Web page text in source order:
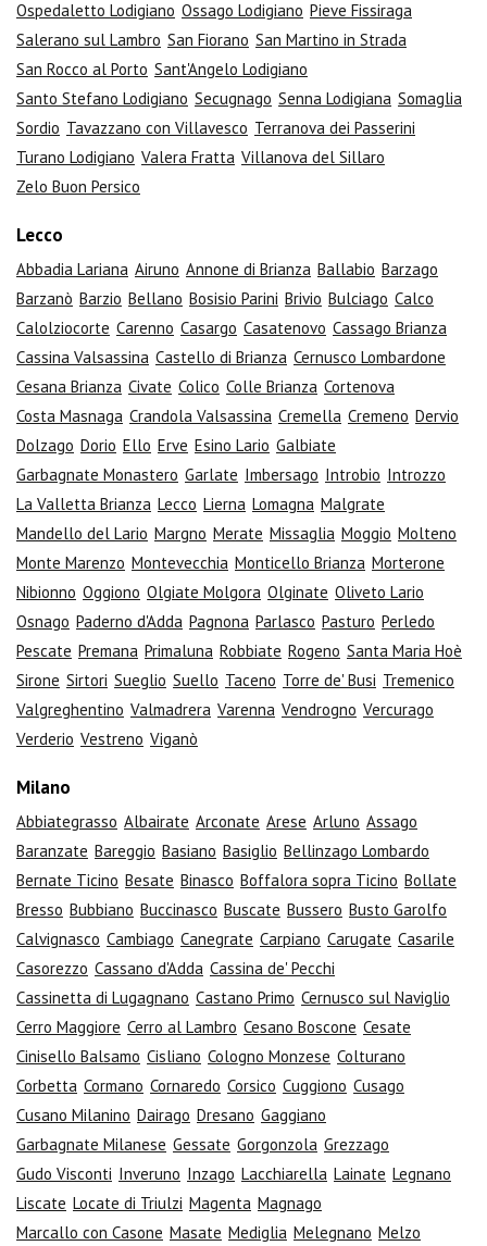
Ospedaletto Lodigiano Ossago Lodigiano Pieve Fissiraga
Salerano sul Lambro San Fiorano San Martino in Strada
San Rocco al Porto Sant'Angelo Lodigiano
Santo Stefano Lodigiano Secugnago Senna Lodigiana Somaglia
Sordio Tavazzano con Villavesco Terranova dei Passerini
Turano Lodigiano Valera Fratta Villanova del Sillaro
Zelo Buon Persico
Lecco
Abbadia Lariana Airuno Annone di Brianza Ballabio Barzago
Barzanò Barzio Bellano Bosisio Parini Brivio Bulciago Calco
Calolziocorte Carenno Casargo Casatenovo Cassago Brianza
Cassina Valsassina Castello di Brianza Cernusco Lombardone
Cesana Brianza Civate Colico Colle Brianza Cortenova
Costa Masnaga Crandola Valsassina Cremella Cremeno Dervio
Dolzago Dorio Ello Erve Esino Lario Galbiate
Garbagnate Monastero Garlate Imbersago Introbio Introzzo
La Valletta Brianza Lecco Lierna Lomagna Malgrate
Mandello del Lario Margno Merate Missaglia Moggio Molteno
Monte Marenzo Montevecchia Monticello Brianza Morterone
Nibionno Oggiono Olgiate Molgora Olginate Oliveto Lario
Osnago Paderno d'Adda Pagnona Parlasco Pasturo Perledo
Pescate Premana Primaluna Robbiate Rogeno Santa Maria Hoè
Sirone Sirtori Sueglio Suello Taceno Torre de' Busi Tremenico
Valgreghentino Valmadrera Varenna Vendrogno Vercurago
Verderio Vestreno Viganò
Milano
Abbiategrasso Albairate Arconate Arese Arluno Assago
Baranzate Bareggio Basiano Basiglio Bellinzago Lombardo
Bernate Ticino Besate Binasco Boffalora sopra Ticino Bollate
Bresso Bubbiano Buccinasco Buscate Bussero Busto Garolfo
Calvignasco Cambiago Canegrate Carpiano Carugate Casarile
Casorezzo Cassano d'Adda Cassina de' Pecchi
Cassinetta di Lugagnano Castano Primo Cernusco sul Naviglio
Cerro Maggiore Cerro al Lambro Cesano Boscone Cesate
Cinisello Balsamo Cisliano Cologno Monzese Colturano
Corbetta Cormano Cornaredo Corsico Cuggiono Cusago
Cusano Milanino Dairago Dresano Gaggiano
Garbagnate Milanese Gessate Gorgonzola Grezzago
Gudo Visconti Inveruno Inzago Lacchiarella Lainate Legnano
Liscate Locate di Triulzi Magenta Magnago
Marcallo con Casone Masate Mediglia Melegnano Melzo